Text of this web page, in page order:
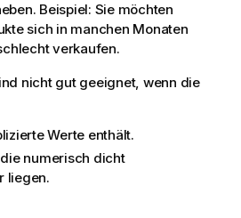
Beispiel: Sie möchten
sich in manchen Monaten
verkaufen.
nicht gut geeignet, wenn die
Werte enthält.
numerisch dicht
liegen.